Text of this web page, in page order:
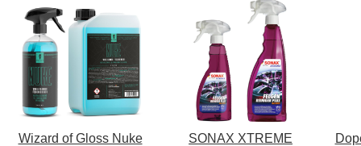
Wizard of Gloss Nuke
SONAX XTREME